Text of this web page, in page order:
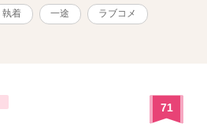
執着 一途 ラブコメ
71